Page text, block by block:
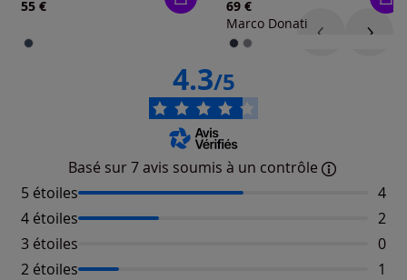
55 €
69 €
Marco Donati
4.3/5
Basé sur 7 avis soumis à un contrôle
5 étoiles
4
4 étoiles
2
3 étoiles
0
2 étoiles
1